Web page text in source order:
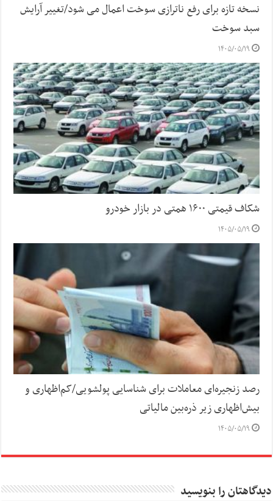
نسخه تازه برای رفع ناترازی سوخت اعمال می شود/تغییر آرایش
سبد سوخت
۱۴۰۵/۰۵/۱۹
شکاف قیمتی ۱۶۰۰ همتی در بازار خودرو
۱۴۰۵/۰۵/۱۹
رصد زنجیره‌ای معاملات برای شناسایی پولشویی/کم‌اظهاری و
بیش‌اظهاری زیر ذره‌بین مالیاتی
۱۴۰۵/۰۵/۱۹
دیدگاهتان را بنویسید